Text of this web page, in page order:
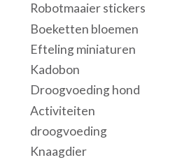
Robotmaaier stickers
Boeketten bloemen
Efteling miniaturen
Kadobon
Droogvoeding hond
Activiteiten
droogvoeding
Knaagdier